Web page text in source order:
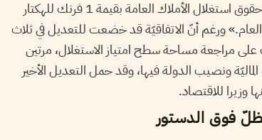
ما جاء في المادّة 11 من اتفاقيّة 1949 والتّي تنصّ على «سداد حقوق استغلال الأملاك العامة بقيمة 1 فرنك للهكتار
العام.» ورغم أنّ الاتفاقيّة قد خضعت للتعديل في ثلاث
أنّ التعديلات اقتصرت على مراجعة مساحة سطح امتياز الاستغلال، مرتين
ونصيب الدولة فيها، وقد حمل التعديل الأخير
وزيرا للاقتصاد.
فوق الدستور